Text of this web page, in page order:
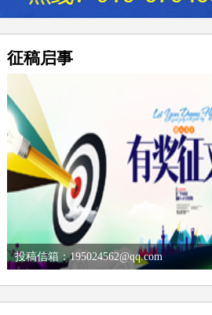
征稿启事
投稿信箱：195024562@qq.com